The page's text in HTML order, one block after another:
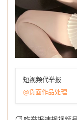
短视频代举报
@负面作品处理